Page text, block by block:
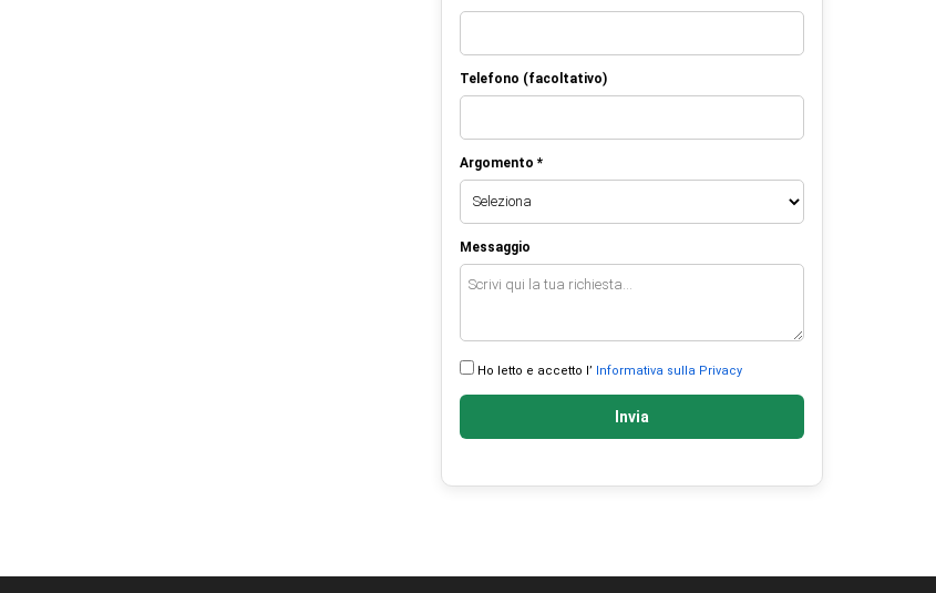
Telefono (facoltativo)
Argomento *
Messaggio
Ho letto e accetto l’ Informativa sulla Privacy
Invia